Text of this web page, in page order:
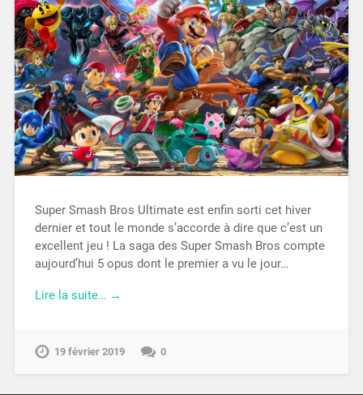
Super Smash Bros Ultimate est enfin sorti cet hiver
dernier et tout le monde s’accorde à dire que c’est un
excellent jeu ! La saga des Super Smash Bros compte
aujourd’hui 5 opus dont le premier a vu le jour…
Lire la suite… →
19 février 2019 0